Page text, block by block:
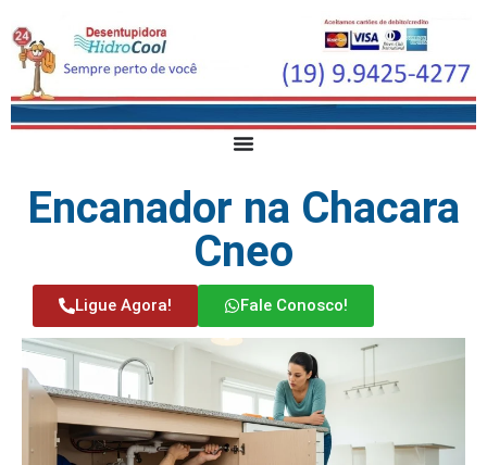
Encanador na Chacara
Cneo
Ligue Agora! Fale Conosco!